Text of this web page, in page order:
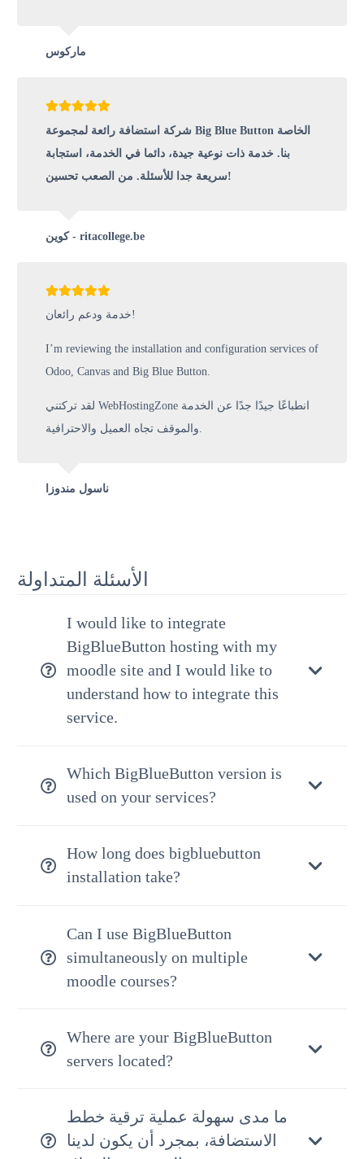
ماركوس
شركة استضافة رائعة لمجموعة Big Blue Button الخاصة
بنا. خدمة ذات نوعية جيدة، دائما في الخدمة، استجابة
سريعة جدا للأسئلة. من الصعب تحسين!
كوين - ritacollege.be
خدمة ودعم رائعان!
I’m reviewing the installation and configuration services of
Odoo, Canvas and Big Blue Button.
لقد تركتني WebHostingZone انطباعًا جيدًا جدًا عن الخدمة
والموقف تجاه العميل والاحترافية.
ناسول مندوزا
الأسئلة المتداولة
I would like to integrate
BigBlueButton hosting with my
moodle site and I would like to
understand how to integrate this
service.
Which BigBlueButton version is
used on your services?
How long does bigbluebutton
installation take?
Can I use BigBlueButton
simultaneously on multiple
moodle courses?
Where are your BigBlueButton
servers located?
ما مدى سهولة عملية ترقية خطط
الاستضافة، بمجرد أن يكون لدينا